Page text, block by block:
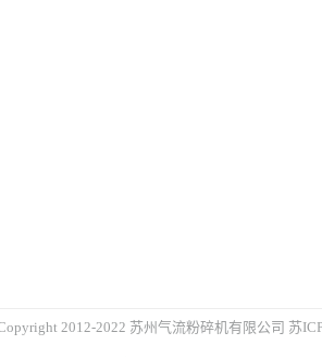
2012-2022 苏州气流粉碎机有限公司 苏